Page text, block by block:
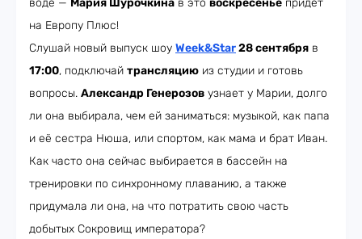
воде — Мария Шурочкина в это воскресенье придёт
на Европу Плюс!
Слушай новый выпуск шоу Week&Star28 сентября в
17:00, подключай трансляцию из студии и готовь
вопросы. Александр Генерозов узнает у Марии, долго
ли она выбирала, чем ей заниматься: музыкой, как папа
и её сестра Нюша, или спортом, как мама и брат Иван.
Как часто она сейчас выбирается в бассейн на
тренировки по синхронному плаванию, а также
придумала ли она, на что потратить свою часть
добытых Сокровищ императора?